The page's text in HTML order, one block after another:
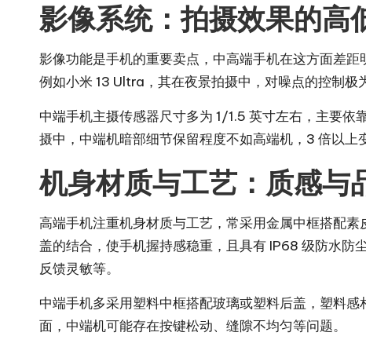
影像系统：拍摄效果的高
影像功能是手机的重要卖点，中高端手机在这方面差
例如小米 13 Ultra，其在夜景拍摄中，对噪点的控制极
中端手机主摄传感器尺寸多为 1/1.5 英寸左右，主要
摄中，中端机暗部细节保留程度不如高端机，3 倍以上
机身材质与工艺：质感与
高端手机注重机身材质与工艺，常采用金属中框搭配
盖的结合，使手机握持感稳重，且具有 IP68 级防水防
反馈灵敏等。
中端手机多采用塑料中框搭配玻璃或塑料后盖，塑料
面，中端机可能存在按键松动、缝隙不均匀等问题。